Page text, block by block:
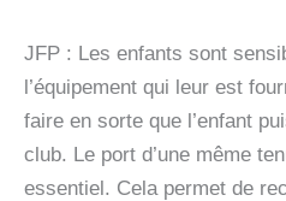
JFP : Les enfants sont
l’équipement qui leur est
faire en sorte que l’enfant
club. Le port d’une même
essentiel. Cela permet de